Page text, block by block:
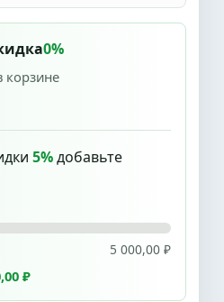
0%
корзине
5%добавьте
5 000,00 ₽
₽